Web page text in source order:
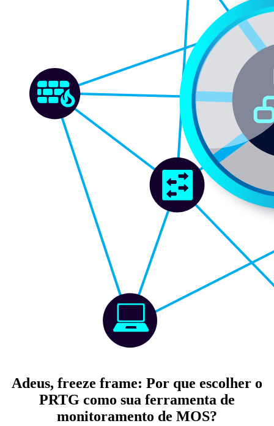
Adeus, freeze frame: Por que escolher o
PRTG como sua ferramenta de
monitoramento de MOS?